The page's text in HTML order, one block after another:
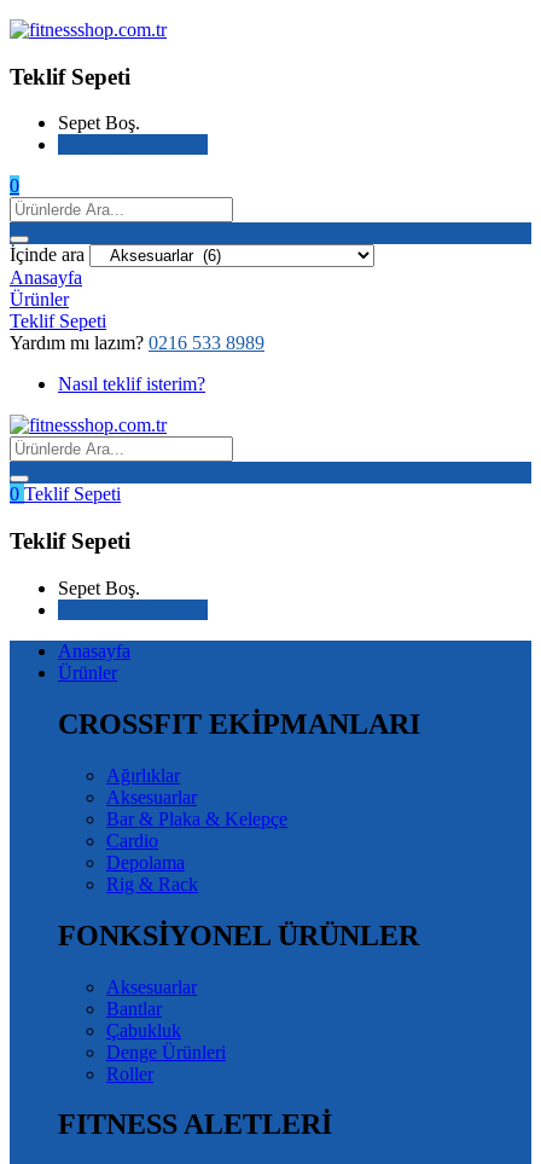
Teklif Sepeti
Sepet Boş.
0
İçinde ara
Anasayfa
Ürünler
Teklif Sepeti
Yardım mı lazım? 0216 533 8989
Nasıl teklif isterim?
0 Teklif Sepeti
Teklif Sepeti
Sepet Boş.
Anasayfa
Ürünler
CROSSFIT EKİPMANLARI
Ağırlıklar
Aksesuarlar
Bar & Plaka & Kelepçe
Cardio
Depolama
Rig & Rack
FONKSİYONEL ÜRÜNLER
Aksesuarlar
Bantlar
Çabukluk
Denge Ürünleri
Roller
FITNESS ALETLERİ